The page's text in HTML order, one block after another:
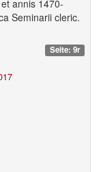
annis 1470-
Seminarii cleric.
Seite: 9r